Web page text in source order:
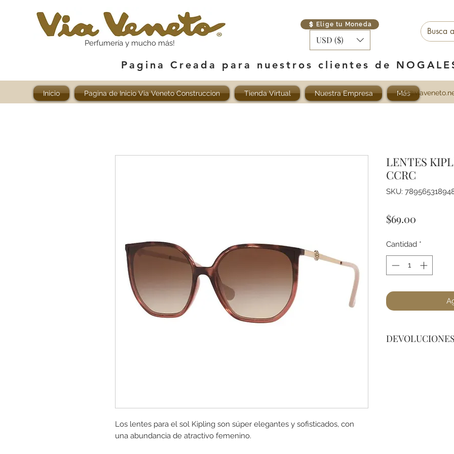
Perfumería y mucho más!
Elige tu Moneda
USD ($)
Pagina Creada para nuestros clientes de
Inicio Pagina de Inicio Via Veneto Construccion Tienda Virtual Nuestra Empresa Más
Los lentes para el sol Kipling son súper elegantes y sofisticados, con
una abundancia de atractivo femenino.
LENTES
CCRC
SKU:
$69.00
Cantidad *
DEVOLUCIONES